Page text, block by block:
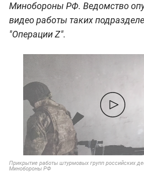
Минобороны РФ. Ведомство
видео работы таких
"Операции Z".
Прикрытие работы штурмовых групп российских
Минобороны РФ